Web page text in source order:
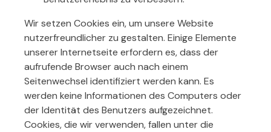
Wir setzen Cookies ein, um unsere Website
nutzerfreundlicher zu gestalten. Einige Elemente
unserer Internetseite erfordern es, dass der
aufrufende Browser auch nach einem
Seitenwechsel identifiziert werden kann. Es
werden keine Informationen des Computers oder
der Identität des Benutzers aufgezeichnet.
Cookies, die wir verwenden, fallen unter die